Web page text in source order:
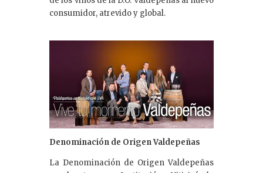
consumidor, atrevido y global.
Denominación de Origen Valdepeñas
La Denominación de Origen Valdepeñas